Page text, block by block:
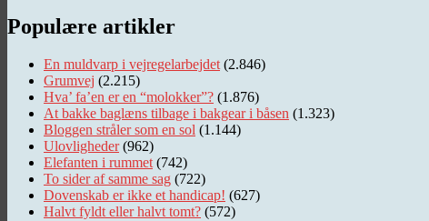
Populære artikler
En muldvarp i vejregelarbejdet (2.846)
Grumvej (2.215)
Hva’ fa’en er en “molokker”? (1.876)
At bakke baglæns tilbage i bakgear i båsen (1.323)
Bloggen stråler som en sol (1.144)
Ulovligheder (962)
Elefanten i rummet (742)
To sider af samme sag (722)
Dovenskab er ikke et handicap! (627)
Halvt fyldt eller halvt tomt? (572)